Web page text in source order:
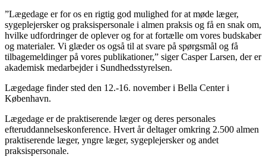
”Lægedage er for os en rigtig god mulighed for at møde læger,
sygeplejersker og praksispersonale i almen praksis og få en snak om,
hvilke udfordringer de oplever og for at fortælle om vores budskaber
og materialer. Vi glæder os også til at svare på spørgsmål og få
tilbagemeldinger på vores publikationer,” siger Casper Larsen, der er
akademisk medarbejder i Sundhedsstyrelsen.
Lægedage finder sted den 12.-16. november i Bella Center i
København.
Lægedage er de praktiserende læger og deres personales
efteruddannelseskonference. Hvert år deltager omkring 2.500 almen
praktiserende læger, yngre læger, sygeplejersker og andet
praksispersonale.